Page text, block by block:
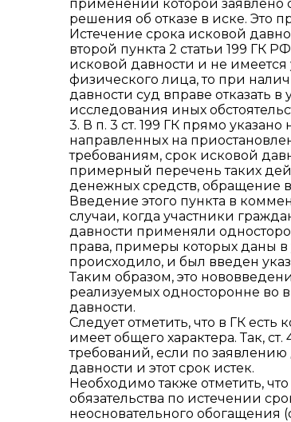
применении которой заявлено
решения об отказе в иске. Это
Истечение срока исковой
второй пункта 2 статьи 199 ГК
исковой давности и не
физического лица, то при
давности суд вправе отказать
исследования иных
3. В п. 3 ст. 199 ГК прямо
направленных на
требованиям, срок исковой
примерный перечень таких
денежных средств, обращение
Введение этого пункта в
случаи, когда участники
давности применяли
права, примеры которых даны в
происходило, и был введен
Таким образом, это
реализуемых односторонне во
давности.
Следует отметить, что в ГК
имеет общего характера. Так,
требований, если по
давности и этот срок истек.
Необходимо также отметить,
обязательства по истечении
неосновательного обогащения